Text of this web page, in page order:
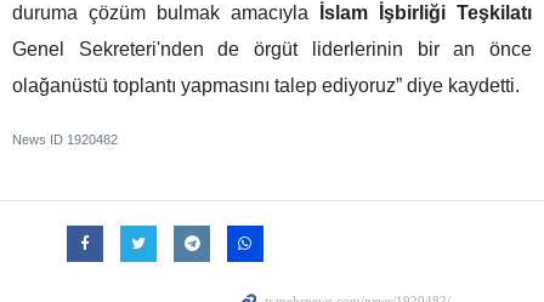
duruma çözüm bulmak amacıyla
İslam İşbirliği Teşkilatı
Genel Sekreteri'nden de örgüt liderlerinin bir an önce
olağanüstü toplantı yapmasını talep ediyoruz” diye kaydetti.
News ID 1920482